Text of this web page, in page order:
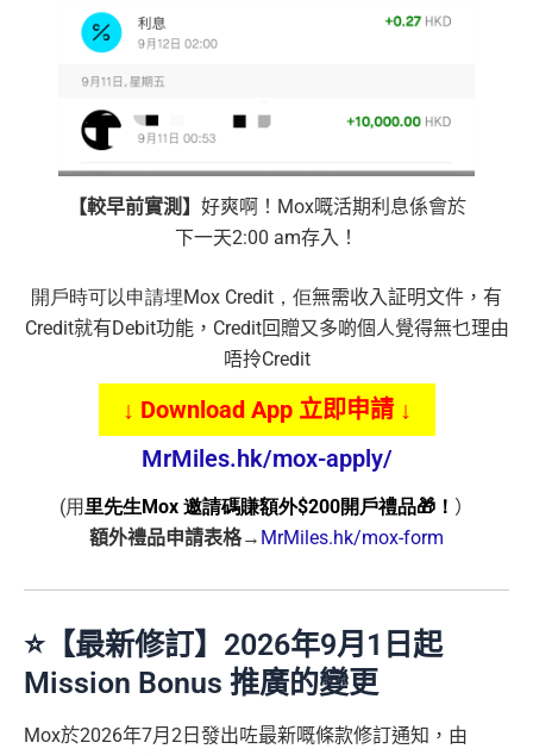
【較早前實測】 好爽啊！Mox嘅活期利息係會於
下一天2:00 am存入！
開戶時可以申請埋Mox Credit，佢無需收入証明文件，有
Credit就有Debit功能， Credit回贈又多啲個人覺得無乜理由
唔拎Credit
↓ Download App 立即申請 ↓
MrMiles.hk/mox-apply/
(用里先生Mox 邀請碼賺額外$200開戶禮品🎁！ ）
額外禮品申請表格→ MrMiles.hk/mox-form
⭐️【最新修訂】2026年9月1日起
Mission Bonus 推廣的變更
Mox於2026年7月2日發出咗最新嘅條款修訂通知，由